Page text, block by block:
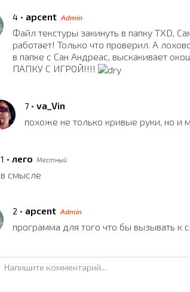
4 • apcent Admin
Файл текстуры закинуть в папку TXD,
работает! Только что проверил. А
в папке с Сан Андреас, выскакивает
ПАПКУ С ИГРОЙ!!!!
7 • va_Vin
похоже не только кривые руки, но и
1 • лего Местный
в смысле
2 • apcent Admin
программа для того что бы вызывать к